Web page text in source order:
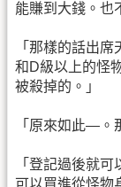
能賺到大錢。也
「那樣的話出
和D級以上的怪
被殺掉的。」
「原來如此—。
「登記過後就